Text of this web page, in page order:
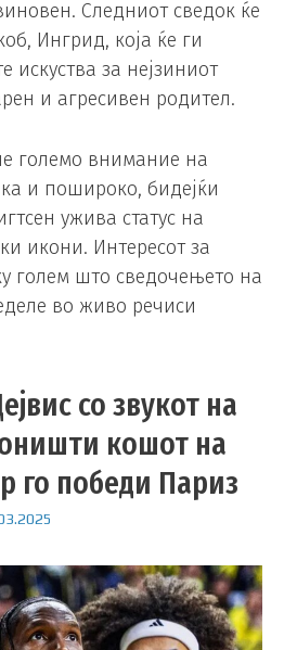
Следниот сведок ќе
Ингрид, која ќе ги
искуства за нејзиниот
и агресивен родител.
големо внимание на
и пошироко, бидејќи
ужива статус на
икони. Интересот за
голем што сведочењето на
во живо речиси
со звукот на
кошот на
го победи Париз